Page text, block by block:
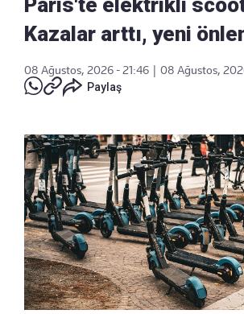
Kazalar arttı, yeni
08 Ağustos, 2026 - 21:46 | 08 Ağustos,
Paylaş